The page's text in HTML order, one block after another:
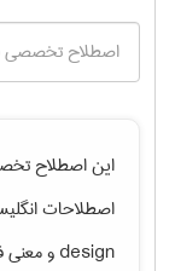
این اصطلاح
اصطلاحات
designو معنی